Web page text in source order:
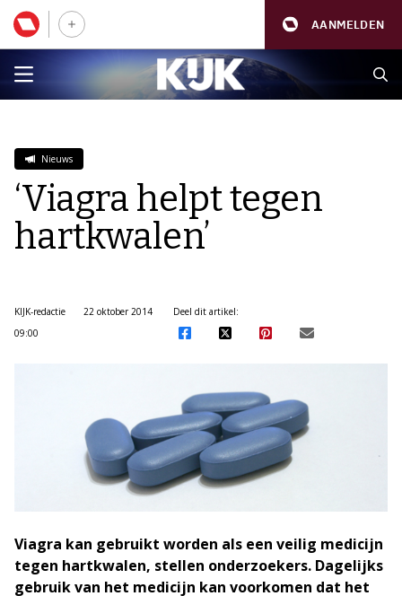
AANMELDEN
Nieuws
‘Viagra helpt tegen
hartkwalen’
KIJK-redactie
22 oktober 2014
09:00
Deel dit artikel:
Viagra kan gebruikt worden als een veilig medicijn
tegen hartkwalen, stellen onderzoekers. Dagelijks
gebruik van het medicijn kan voorkomen dat het